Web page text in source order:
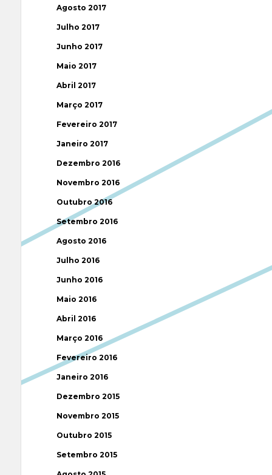
Agosto 2017
Julho 2017
Junho 2017
Maio 2017
Abril 2017
Março 2017
Fevereiro 2017
Janeiro 2017
Dezembro 2016
Novembro 2016
Outubro 2016
Setembro 2016
Agosto 2016
Julho 2016
Junho 2016
Maio 2016
Abril 2016
Março 2016
Fevereiro 2016
Janeiro 2016
Dezembro 2015
Novembro 2015
Outubro 2015
Setembro 2015